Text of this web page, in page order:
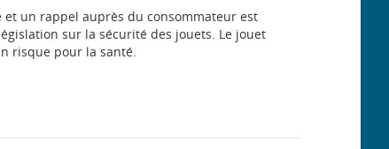
un rappel auprès du consommateur est
sur la sécurité des jouets. Le jouet
risque pour la santé.